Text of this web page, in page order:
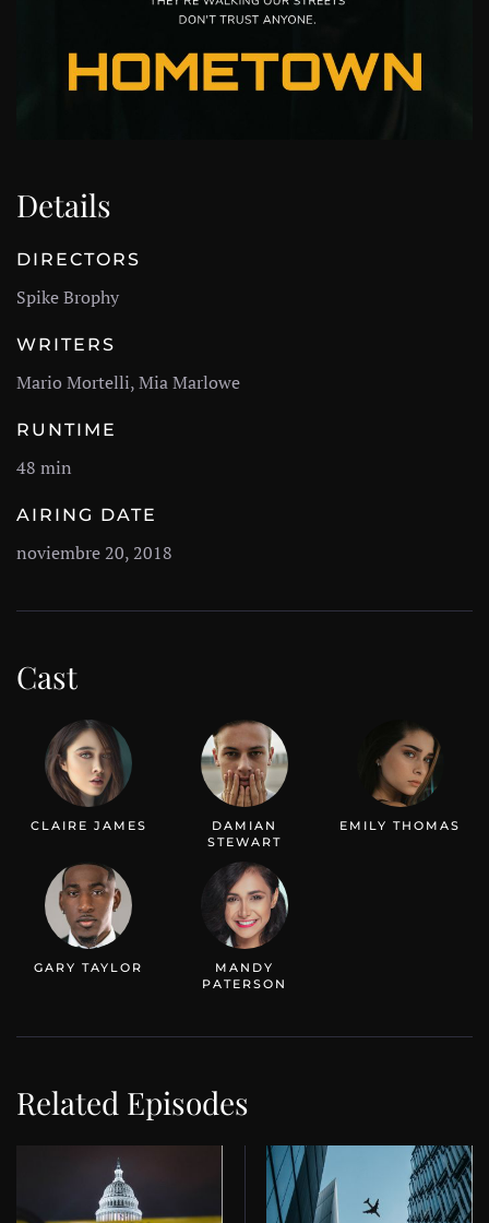
Details
DIRECTORS
Spike Brophy
WRITERS
Mario Mortelli, Mia Marlowe
RUNTIME
48 min
AIRING DATE
noviembre 20, 2018
Cast
CLAIRE JAMES
DAMIAN
STEWART
EMILY THOMAS
GARY TAYLOR
MANDY
PATERSON
Related Episodes